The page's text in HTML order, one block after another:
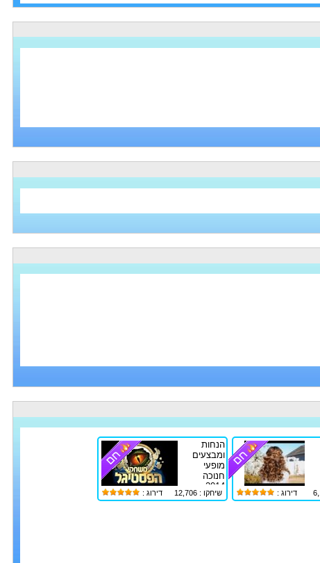
דירוג :
הנחות
ומבצעים
מופעי
חנוכה
2014
שיחקו : 12,706 דירוג :